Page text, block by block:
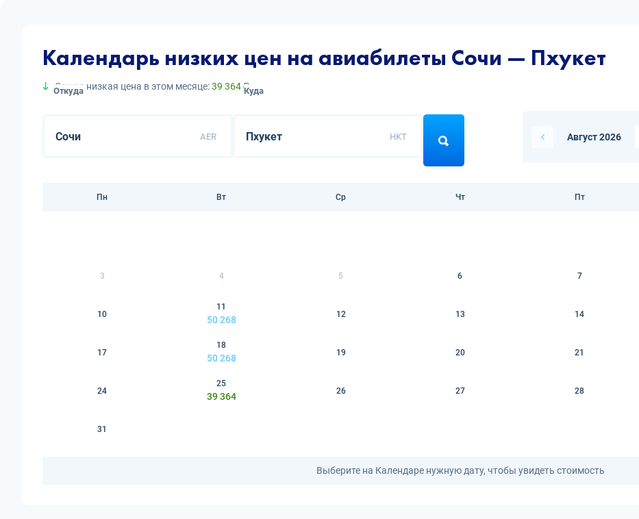
Календарь низких цен на авиабилеты Сочи — Пхукет
Самая низкая цена в этом месяце:39 364 ₽
Откуда
AER
Куда
HKT Август 2026
Пн Вт Ср Чт Пт
3 4 5 6 7
10
11
50 268
12 13 14
17
18
50 268
19 20 21
24
25
39 364
26 27 28
31
Выберите на Календаре нужную дату, чтобы увидеть стоимость